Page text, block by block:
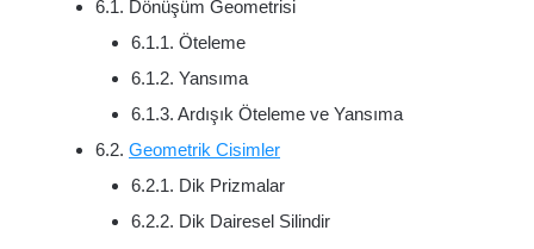
6.1. Dönüşüm Geometrisi
6.1.1. Öteleme
6.1.2. Yansıma
6.1.3. Ardışık Öteleme ve Yansıma
6.2. Geometrik Cisimler
6.2.1. Dik Prizmalar
6.2.2. Dik Dairesel Silindir